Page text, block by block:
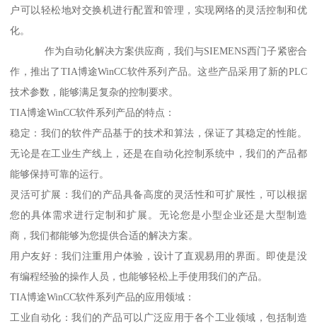
户可以轻松地对交换机进行配置和管理，实现网络的灵活控制和优
化。
作为自动化解决方案供应商，我们与SIEMENS西门子紧密合
作，推出了TIA博途WinCC软件系列产品。这些产品采用了新的PLC
技术参数，能够满足复杂的控制要求。
TIA博途WinCC软件系列产品的特点：
稳定：我们的软件产品基于的技术和算法，保证了其稳定的性能。
无论是在工业生产线上，还是在自动化控制系统中，我们的产品都
能够保持可靠的运行。
灵活可扩展：我们的产品具备高度的灵活性和可扩展性，可以根据
您的具体需求进行定制和扩展。无论您是小型企业还是大型制造
商，我们都能够为您提供合适的解决方案。
用户友好：我们注重用户体验，设计了直观易用的界面。即使是没
有编程经验的操作人员，也能够轻松上手使用我们的产品。
TIA博途WinCC软件系列产品的应用领域：
工业自动化：我们的产品可以广泛应用于各个工业领域，包括制造